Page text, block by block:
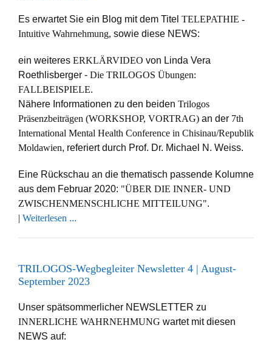
Es erwartet Sie ein Blog mit dem Titel TELEPATHIE -
Intuitive Wahrnehmung, sowie diese NEWS:
ein weiteres ERKLÄRVIDEO von Linda Vera
Roethlisberger - Die TRILOGOS Übungen:
FALLBEISPIELE.
Nähere Informationen zu den beiden Trilogos
Präsenzbeiträgen (WORKSHOP, VORTRAG) an der 7th
International Mental Health Conference in Chisinau/Republik
Moldawien, referiert durch Prof. Dr. Michael N. Weiss.
Eine Rückschau an die thematisch passende Kolumne
aus dem Februar 2020: "ÜBER DIE INNER- UND
ZWISCHENMENSCHLICHE MITTEILUNG".
| Weiterlesen ...
TRILOGOS-Wegbegleiter Newsletter 4 | August-
September 2023
Unser spätsommerlicher NEWSLETTER zu
INNERLICHE WAHRNEHMUNG wartet mit diesen
NEWS auf: